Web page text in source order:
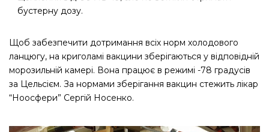
бустерну дозу.
Щоб забезпечити дотримання всіх норм холодового
ланцюгу, на криголамі вакцини зберігаються у відповідній
морозильній камері. Вона працює в режимі -78 градусів
за Цельсієм. За нормами зберігання вакцин стежить лікар
“Ноосфери” Сергій Носенко.